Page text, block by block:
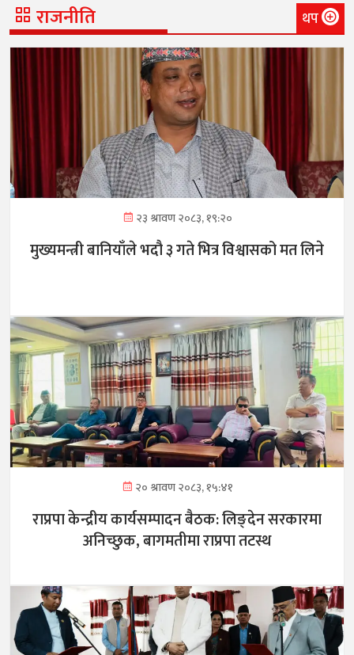
राजनीति थप
२३ श्रावण २०८३, १९:२०
मुख्यमन्त्री बानियाँले भदौ ३ गते भित्र विश्वासको मत लिने
२० श्रावण २०८३, १५:४१
राप्रपा केन्द्रीय कार्यसम्पादन बैठक: लिङ्देन सरकारमा
अनिच्छुक, बागमतीमा राप्रपा तटस्थ